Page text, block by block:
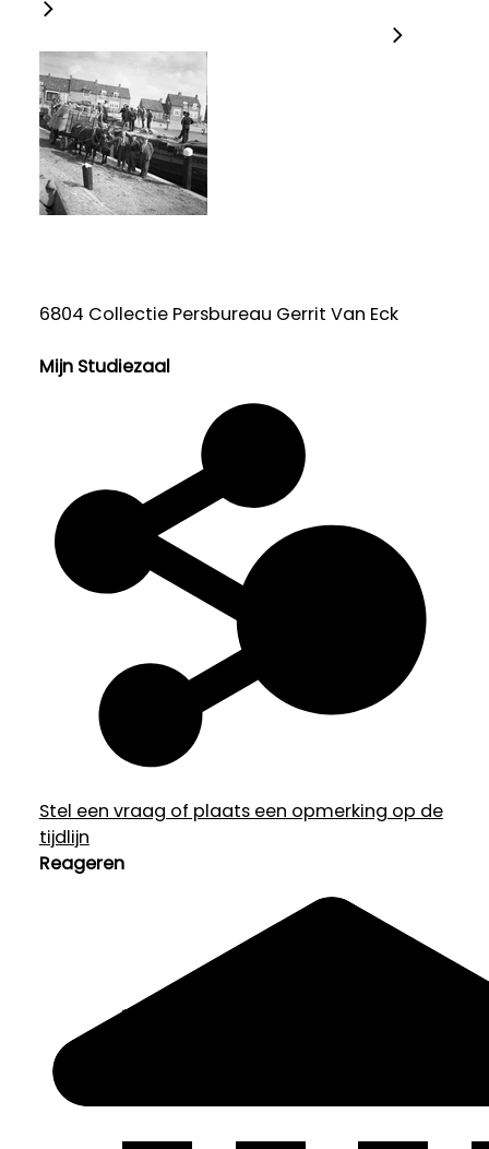
6804 Collectie Persbureau Gerrit Van Eck
Mijn Studiezaal
Stel een vraag of plaats een opmerking op de
tijdlijn
Reageren